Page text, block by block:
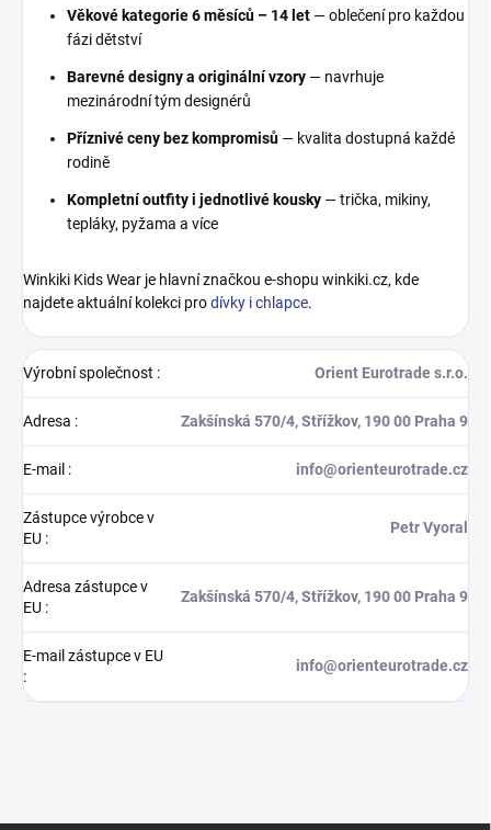
Věkové kategorie 6 měsíců – 14 let — oblečení pro každou
fázi dětství
Barevné designy a originální vzory — navrhuje
mezinárodní tým designérů
Příznivé ceny bez kompromisů — kvalita dostupná každé
rodině
Kompletní outfity i jednotlivé kousky — trička, mikiny,
tepláky, pyžama a více
Winkiki Kids Wear je hlavní značkou e-shopu winkiki.cz, kde
najdete aktuální kolekci prodívky i chlapce.
Výrobní společnost : Orient Eurotrade s.r.o.
Adresa : Zakšínská 570/4, Střížkov, 190 00 Praha 9
E-mail : info@orienteurotrade.cz
Zástupce výrobce v
EU :
Petr Vyoral
Adresa zástupce v
EU :
Zakšínská 570/4, Střížkov, 190 00 Praha 9
E-mail zástupce v EU
:
info@orienteurotrade.cz